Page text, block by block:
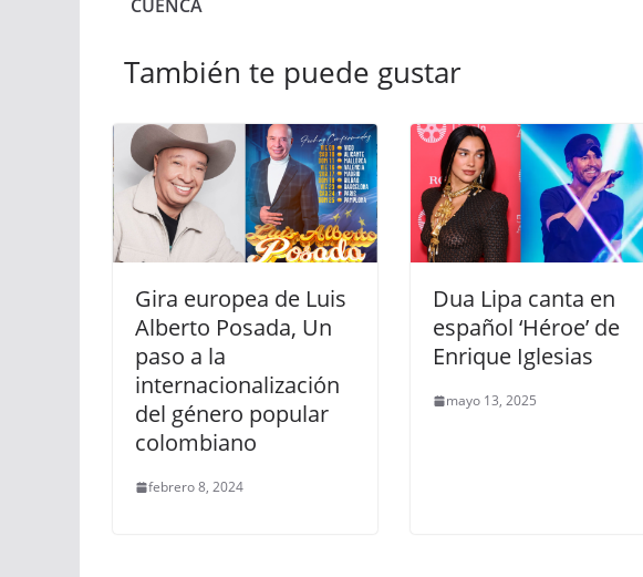
CUENCA
También te puede gustar
Gira europea de Luis
Alberto Posada, Un
paso a la
internacionalización
del género popular
colombiano
febrero 8, 2024
Dua Lipa canta en
español ‘Héroe’ de
Enrique Iglesias
mayo 13, 2025